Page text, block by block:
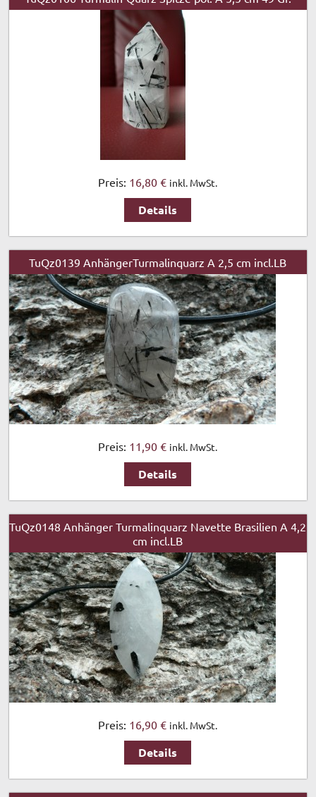
Preis: 16,80 € inkl. MwSt.
Details
TuQz0139 AnhängerTurmalinquarz A 2,5 cm incl.LB
Preis: 11,90 € inkl. MwSt.
Details
TuQz0148 Anhänger Turmalinquarz Navette Brasilien A 4,2
cm incl.LB
Preis: 16,90 € inkl. MwSt.
Details